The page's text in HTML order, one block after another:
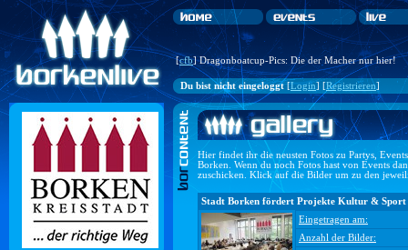
[cfb] Dragonboatcup-Pics: Die der Macher nur hier!
Du bist nicht eingeloggt[Login] [Registrieren]
Hier findet ihr die neusten Fotos zu Partys,
Borken. Wenn du noch Fotos hast von Events
zuschicken. Klick auf die Bilder um zu den
Stadt Borken fördert Projekte Kultur & Sport
Eingetragen am:
Anzahl der Bilder: